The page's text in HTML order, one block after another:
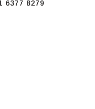
6377 8279